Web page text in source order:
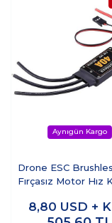
Drone ESC
Fırçasız Motor Hız
Uyumlu Bullet
8,80 USD +